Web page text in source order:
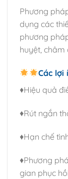
Phương
dụng các
phương
huyệt,
Các lợi
♦️Hiệu quả
♦️Rút ngắn
♦️Hạn chế
♦️Phương
gian phục